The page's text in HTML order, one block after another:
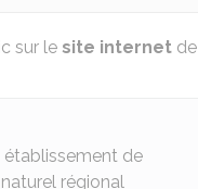
sur le site internet de
établissement de
régional